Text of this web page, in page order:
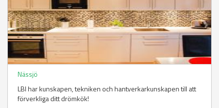
Nässjö
LBI har kunskapen, tekniken och hantverkarkunskapen till att
förverkliga ditt drömkök!